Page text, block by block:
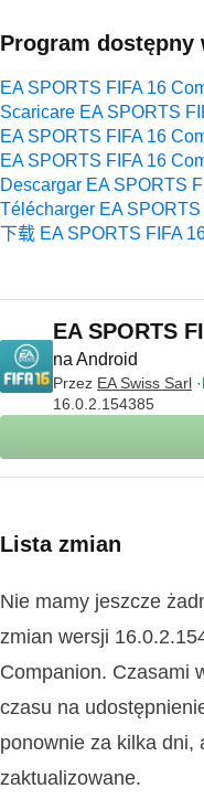
Program dostępny
EA SPORTS FIFA 16
Scaricare EA SPORTS
EA SPORTS FIFA 16
EA SPORTS FIFA 16
Descargar EA SPORTS
Télécharger EA
下载 EA SPORTS FIFA
EA SPORTS
na Android
Przez EA Swiss Sarl
16.0.2.154385
Lista zmian
Nie mamy jeszcze
zmian wersji
Companion. Czasami
czasu na
ponownie za kilka dni,
zaktualizowane.